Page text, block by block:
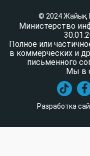
© 2024 Жайық
Министерство
Полное или
в коммерческих и
письменного
Мы в
Разработка